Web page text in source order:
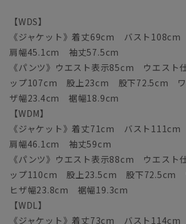
【WDS】
《ジャケット》着丈69cm バスト
肩幅45.1cm 袖丈57.5cm
《パンツ》ウエスト表示85cm ウエス
ップ107cm 股上23cm 股下72.5cm
ザ幅23.4cm 裾幅18.9cm
【WDM】
《ジャケット》着丈71cm バスト
肩幅46.1cm 袖丈59cm
《パンツ》ウエスト表示88cm ウエス
ップ110cm 股上23.5cm 股下72.5cm
ヒザ幅23.8cm 裾幅19.3cm
【WDL】
《ジャケット》着丈73cm バスト